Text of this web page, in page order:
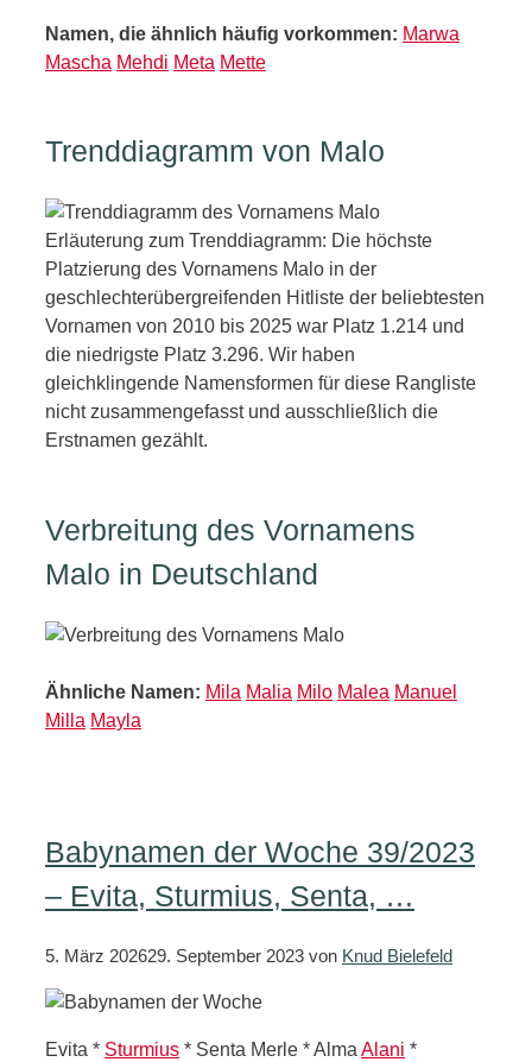
Namen, die ähnlich häufig vorkommen: Marwa
Mascha Mehdi Meta Mette
Trenddiagramm von Malo
Erläuterung zum Trenddiagramm: Die höchste
Platzierung des Vornamens Malo in der
geschlechterübergreifenden Hitliste der beliebtesten
Vornamen von 2010 bis 2025 war Platz 1.214 und
die niedrigste Platz 3.296. Wir haben
gleichklingende Namensformen für diese Rangliste
nicht zusammengefasst und ausschließlich die
Erstnamen gezählt.
Verbreitung des Vornamens
Malo in Deutschland
Ähnliche Namen: Mila Malia Milo Malea Manuel
Milla Mayla
Babynamen der Woche 39/2023
– Evita, Sturmius, Senta, …
5. März 202629. September 2023 von Knud Bielefeld
Evita * Sturmius * Senta Merle * Alma Alani *